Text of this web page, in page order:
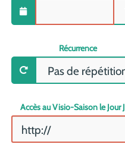
Récurrence
Accès au Visio-Saison le Jour J